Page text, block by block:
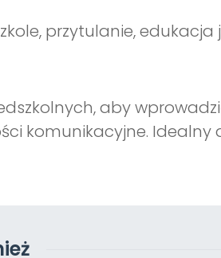
przytulanie, edukacja
aby
komunikacyjne. Idealny